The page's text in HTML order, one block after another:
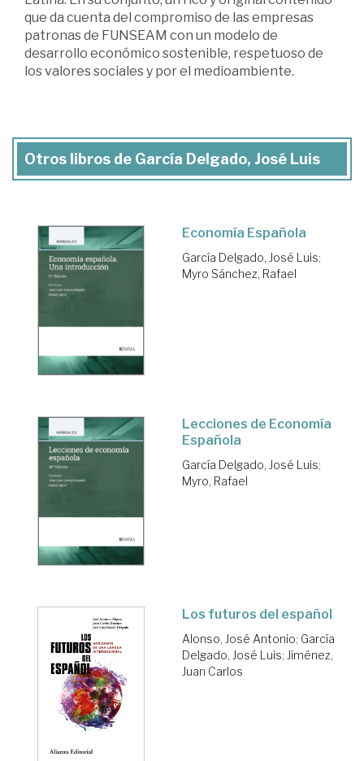
que da cuenta del compromiso de las empresas
patronas de FUNSEAM con un modelo de
desarrollo económico sostenible, respetuoso de
los valores sociales y por el medioambiente.
Otros libros de García Delgado, José Luis
Economía Española
García Delgado, José Luis;
Myro Sánchez, Rafael
Lecciones de Economía
Española
García Delgado, José Luis;
Myro, Rafael
Los futuros del español
Alonso, José Antonio; García
Delgado, José Luis; Jiménez,
Juan Carlos